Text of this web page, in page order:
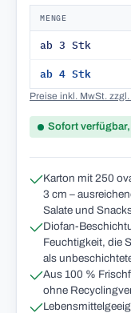
MENGE
ab 3 Stk
ab 4 Stk
Preise inkl. MwSt.
Sofort
Karton mit 250
3 cm –
Salate und
Diofan-
Feuchtigkeit, die
als
Aus 100 %
ohne